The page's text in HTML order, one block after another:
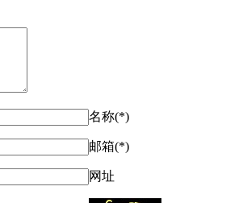
名称(*)
邮箱(*)
网址